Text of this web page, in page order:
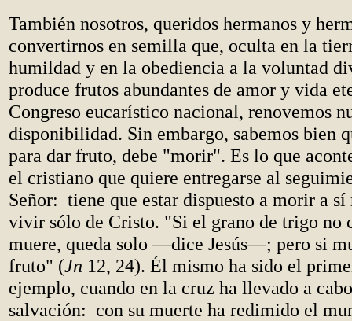
También nosotros, queridos hermanos y
convertirnos en semilla que, oculta en la
humildad y en la obediencia a la voluntad
produce frutos abundantes de amor y vida
Congreso eucarístico nacional, renovemos
disponibilidad. Sin embargo, sabemos bien
para dar fruto, debe "morir". Es lo que
el cristiano que quiere entregarse al
Señor: tiene que estar dispuesto a morir a sí
vivir sólo de Cristo. "Si el grano de trigo no
muere, queda solo —dice Jesús—; pero si
fruto" (Jn 12, 24). Él mismo ha sido el
ejemplo, cuando en la cruz ha llevado a
salvación: con su muerte ha redimido el